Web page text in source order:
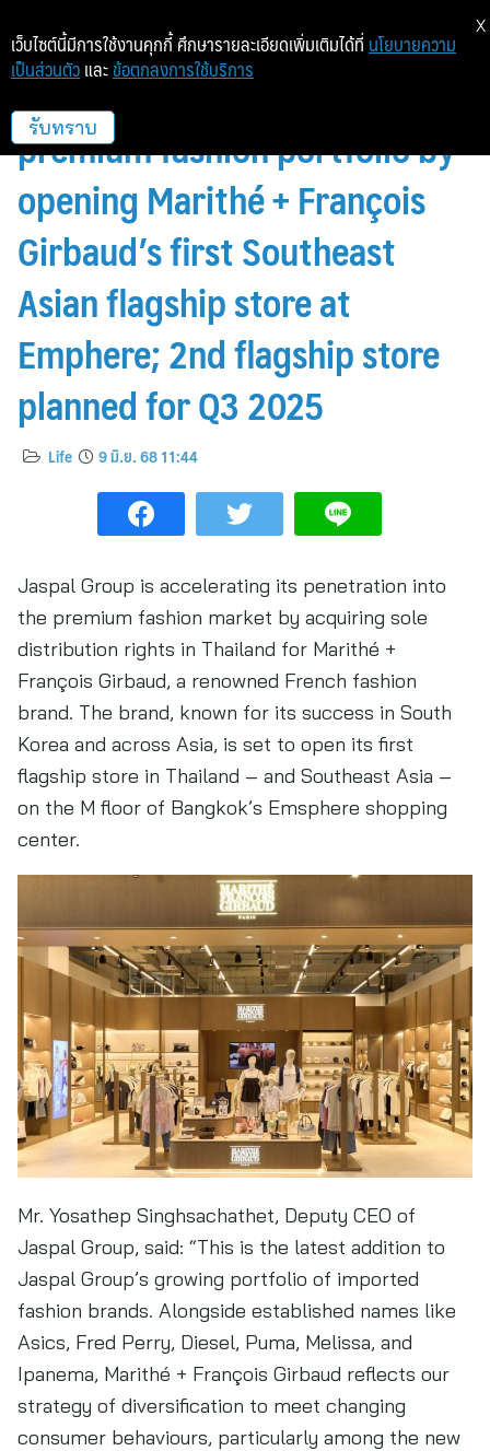
Jaspal Group expands Its
premium fashion portfolio by
opening Marithé + François
Girbaud’s first Southeast
Asian flagship store at
Emphere; 2nd flagship store
planned for Q3 2025
Life 9 มิ.ย. 68 11:44
Jaspal Group is accelerating its penetration into
the premium fashion market by acquiring sole
distribution rights in Thailand for Marithé +
François Girbaud, a renowned French fashion
brand. The brand, known for its success in South
Korea and across Asia, is set to open its first
flagship store in Thailand – and Southeast Asia –
on the M floor of Bangkok’s Emsphere shopping
center.
Mr. Yosathep Singhsachathet, Deputy CEO of
Jaspal Group, said: “This is the latest addition to
Jaspal Group’s growing portfolio of imported
fashion brands. Alongside established names like
Asics, Fred Perry, Diesel, Puma, Melissa, and
Ipanema, Marithé + François Girbaud reflects our
strategy of diversification to meet changing
consumer behaviours, particularly among the new
เว็บไซต์นี้มีการใช้งานคุกกี้ ศึกษารายละเอียดเพิ่มเติมได้ที่ นโยบายความ
เป็นส่วนตัว และ ข้อตกลงการใช้บริการ
รับทราบ
X